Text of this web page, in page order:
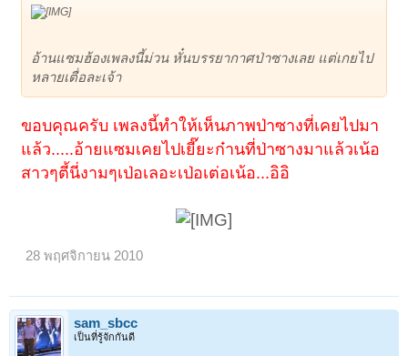
อ้านแซมฮ้องเพลงนี้ม่วน หั๋นบรรยากาศป่าซางเลย แต่เกยไป
หลายเตื่อละเจ้า
ขอบคุณครับ เพลงนี้ทำให้เห็นภาพป่าซางที่เคยไปมา
แล้ว.....อ้ายแซมเคยไปเยี๊ยะก๋านที่ป่าซางมาแล้วเน้อ
สาวๆตี้นี่งามๆเป่อเลอะเป่อเต่อเน้อ...อิอิ
28 พฤศจิกายน 2010
sam_sbcc
เป็นที่รู้จักกันดี